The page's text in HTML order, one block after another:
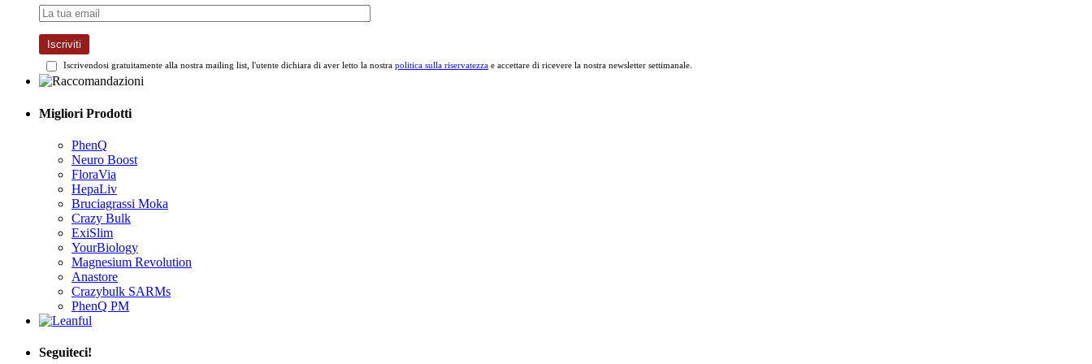
Iscriviti
Iscrivendosi gratuitamente alla nostra mailing list, l'utente dichiara di aver letto la nostra politica sulla riservatezza e accettare di ricevere la nostra newsletter settimanale.
Migliori Prodotti
PhenQ
Neuro Boost
FloraVia
HepaLiv
Bruciagrassi Moka
Crazy Bulk
ExiSlim
YourBiology
Magnesium Revolution
Anastore
Crazybulk SARMs
PhenQ PM
Seguiteci!